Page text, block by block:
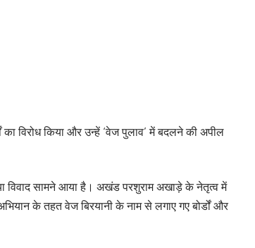
का विरोध किया और उन्हें ‘वेज पुलाव’ में बदलने की अपील
नया विवाद सामने आया है। अखंड परशुराम अखाड़े के नेतृत्व में
के तहत वेज बिरयानी के नाम से लगाए गए बोर्डों और